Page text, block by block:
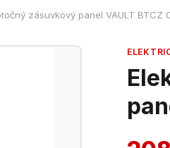
zásuvkový panel VAULT BTCZ